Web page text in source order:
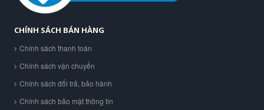
CHÍNH SÁCH BÁN HÀNG
Chính sách thanh toán
Chính sách vận chuyển
Chính sách đổi trả, bảo hành
Chính sách bảo mật thông tin